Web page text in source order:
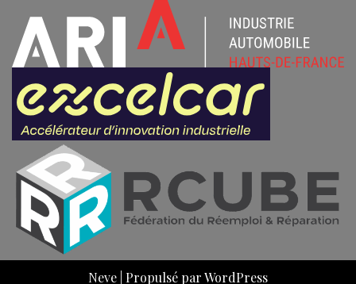
Neve | Propulsé parWordPress